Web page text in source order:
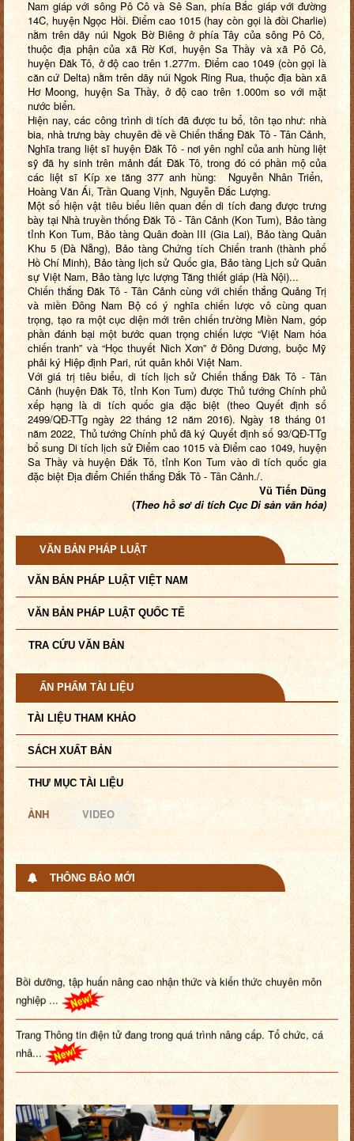
Nam giáp với sông Pô Cô và Sê San, phía Bắc giáp với đường
14C, huyện Ngọc Hồi. Điểm cao 1015 (hay còn gọi là đồi Charlie)
nằm trên dãy núi Ngok Bờ Biêng ở phía Tây của sông Pô Cô,
thuộc địa phận của xã Rờ Kơi, huyện Sa Thầy và xã Pô Cô,
huyện Đăk Tô, ở độ cao trên 1.277m. Điểm cao 1049 (còn gọi là
căn cứ Delta) nằm trên dãy núi Ngok Ring Rua, thuộc địa bàn xã
Hơ Moong, huyện Sa Thầy, ở độ cao trên 1.000m so với mặt
nước biển.
Hiện nay, các công trình di tích đã được tu bổ, tôn tạo như: nhà
bia, nhà trưng bày chuyên đề về Chiến thắng Đăk Tô - Tân Cảnh,
Nghĩa trang liệt sĩ huyện Đăk Tô - nơi yên nghỉ của anh hùng liệt
sỹ đã hy sinh trên mảnh đất Đăk Tô, trong đó có phần mộ của
các liệt sĩ Kíp xe tăng 377 anh hùng: Nguyễn Nhân Triển,
Hoàng Văn Ái, Trần Quang Vịnh, Nguyễn Đắc Lượng.
Một số hiện vật tiêu biểu liên quan đến di tích đang được trưng
bày tại Nhà truyền thống Đăk Tô - Tân Cảnh (Kon Tum), Bảo tàng
tỉnh Kon Tum, Bảo tàng Quân đoàn III (Gia Lai), Bảo tàng Quân
Khu 5 (Đà Nẵng), Bảo tàng Chứng tích Chiến tranh (thành phố
Hồ Chí Minh), Bảo tàng lịch sử Quốc gia, Bảo tàng Lịch sử Quân
sự Việt Nam, Bảo tàng lực lượng Tăng thiết giáp (Hà Nội)...
Chiến thắng Đăk Tô - Tân Cảnh cùng với chiến thắng Quảng Trị
và miền Đông Nam Bộ có ý nghĩa chiến lược vô cùng quan
trọng, tạo ra một cục diện mới trên chiến trường Miền Nam, góp
phần đánh bại một bước quan trọng chiến lược “Việt Nam hóa
chiến tranh” và “Học thuyết Nich Xơn” ở Đông Dương, buộc Mỹ
phải ký Hiệp định Pari, rút quân khỏi Việt Nam.
Với giá trị tiêu biểu, di tích lịch sử Chiến thắng Đăk Tô - Tân
Cảnh (huyện Đăk Tô, tỉnh Kon Tum) được Thủ tướng Chính phủ
xếp hạng là di tích quốc gia đặc biệt (theo Quyết định số
2499/QĐ-TTg ngày 22 tháng 12 năm 2016). Ngày 18 tháng 01
năm2022, Thủ tướng Chính phủ đã ký Quyết định số 93/QĐ-TTg
bổ sung Di tích lịch sử Điểm cao 1015 và Điểm cao 1049, huyện
Sa Thầy và huyện Đắk Tô, tỉnh Kon Tum vào di tích quốc gia
đặc biệt Địa điểm Chiến thắng Đắk Tô - Tân Cảnh./.
Vũ Tiến Dũng
(Theo hồ sơ di tích Cục Di sản văn hóa)
VĂN BẢN PHÁP LUẬT
VĂN BẢN PHÁP LUẬT VIỆT NAM
VĂN BẢN PHÁP LUẬT QUỐC TẾ
TRA CỨU VĂN BẢN
ẤN PHẨM TÀI LIỆU
TÀI LIỆU THAM KHẢO
SÁCH XUẤT BẢN
THƯ MỤC TÀI LIỆU
ẢNH VIDEO
THÔNG BÁO MỚI
Bồi dưỡng, tập huấn nâng cao nhận thức và kiến thức chuyên môn
nghiệp ...
Trang Thông tin điện tử đang trong quá trình nâng cấp. Tổ chức, cá
nhâ...